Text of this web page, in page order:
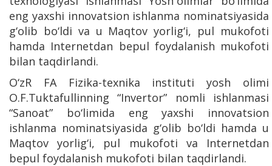
eng yaxshi innovatsion ishlanma nominatsiyasida
g‘olib bo‘ldi va u Maqtov yorlig‘i, pul mukofoti
hamda Internetdan bepul foydalanish mukofoti
bilan taqdirlandi.
O‘zR FA Fizika-texnika instituti yosh olimi
O.F.Tuktafullinning “Invertor” nomli ishlanmasi
“Sanoat” bo‘limida eng yaxshi innovatsion
ishlanma nominatsiyasida g‘olib bo‘ldi hamda u
Maqtov yorlig‘i, pul mukofoti va Internetdan
bepul foydalanish mukofoti bilan taqdirlandi.